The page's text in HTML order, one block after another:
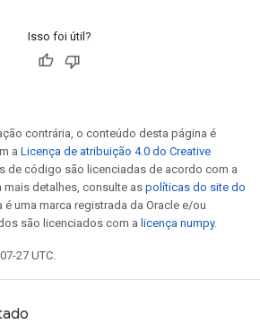
Isso foi útil?
contrária, o conteúdo desta página é
a Licença de atribuição 4.0 do Creative
de código são licenciadas de acordo com a
mais detalhes, consulte as políticas do site do
é uma marca registrada da Oracle e/ou
são licenciados com a licença numpy.
27 UTC.